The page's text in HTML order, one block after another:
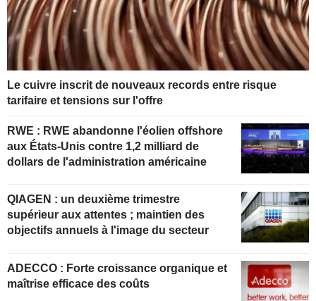
Le cuivre inscrit de nouveaux records entre risque
tarifaire et tensions sur l'offre
RWE : RWE abandonne l'éolien offshore
aux États-Unis contre 1,2 milliard de
dollars de l'administration américaine
QIAGEN : un deuxième trimestre
supérieur aux attentes ; maintien des
objectifs annuels à l'image du secteur
ADECCO : Forte croissance organique et
maîtrise efficace des coûts